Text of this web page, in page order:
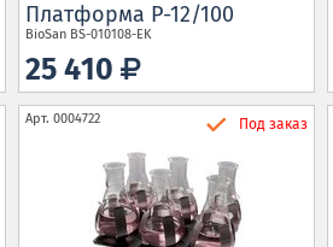
Платформа P-12/100
BioSan BS-010108-EK
25 410
Арт. 0004722 Под заказ